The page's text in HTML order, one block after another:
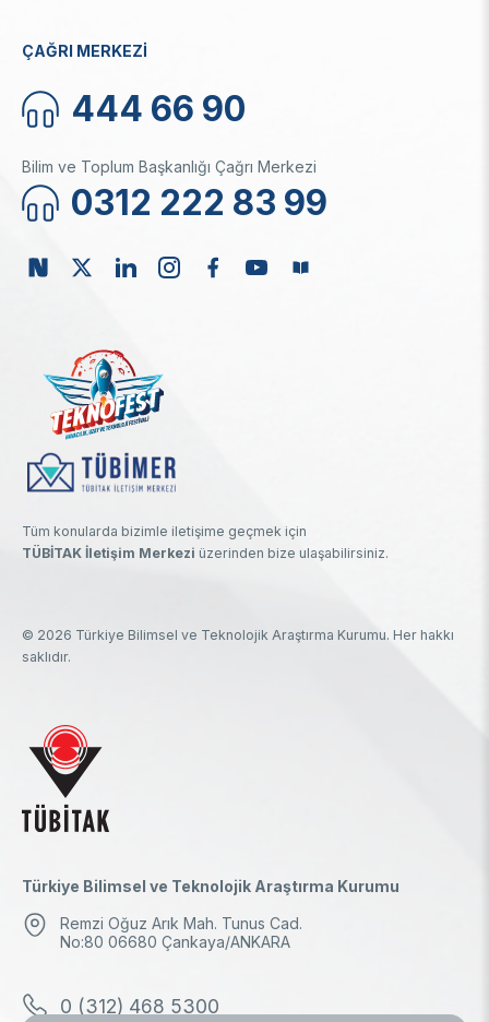
ÇAĞRI MERKEZİ
444 66 90
Bilim ve Toplum Başkanlığı Çağrı Merkezi
0312 222 83 99
Tüm konularda bizimle iletişime geçmek için
TÜBİTAK İletişim Merkezi üzerinden bize ulaşabilirsiniz.
© 2026 Türkiye Bilimsel ve Teknolojik Araştırma Kurumu. Her hakkı
saklıdır.
Türkiye Bilimsel ve Teknolojik Araştırma Kurumu
Remzi Oğuz Arık Mah. Tunus Cad.
No:80 06680 Çankaya/ANKARA
0 (312) 468 5300